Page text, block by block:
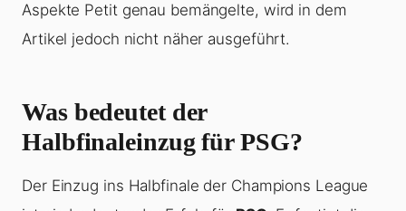
Aspekte Petit genau bemängelte, wird in dem
Artikel jedoch nicht näher ausgeführt.
Was bedeutet der
Halbfinaleinzug für PSG?
Der Einzug ins Halbfinale der Champions League